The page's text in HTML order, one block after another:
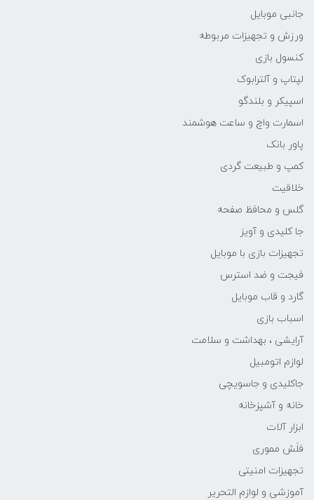
جانبی موبایل
ورزش و تجهیزات مربوطه
کنسول بازی
لپتاپ و آلترابوک
اسپیکر و بلندگو
اسمارت واچ و ساعت هوشمند
پاور بانک
کمپ و طبیعت گردی
خلاقیت
گلس و محافظ صفحه
جا کلیدی و آویز
تجهیزات بازی با موبایل
فیجت و ضد استرس
گارد و قاب موبایل
اسباب بازی
آرایشی ، بهداشت و سلامت
لوازم اتومبیل
جاکلیدی و جاسویچی
خانه و آشپزخانه
ابزار آلات
فلَش مموری
تجهیزات امنیتی
آموزشی و لوازم التحریر